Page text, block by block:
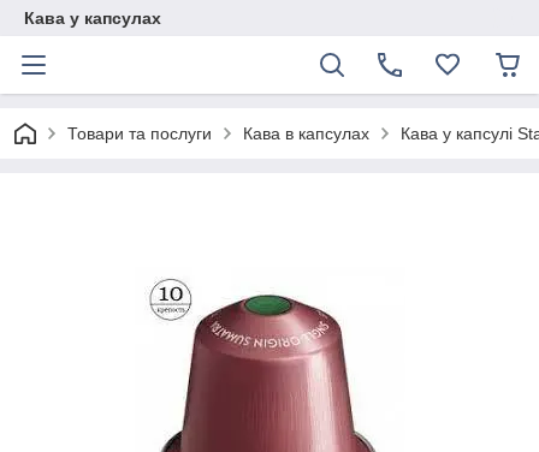
Кава у капсулах
Товари та послуги Кава в капсулах Кава у капсулі